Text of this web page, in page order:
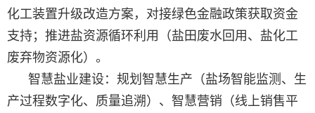
化工装置升级改造方案，对接绿色金融政策获取资金
支持；推进盐资源循环利用（盐田废水回用、盐化工
废弃物资源化）。
智慧盐业建设：规划智慧生产（盐场智能监测、生
产过程数字化、质量追溯）、智慧营销（线上销售平